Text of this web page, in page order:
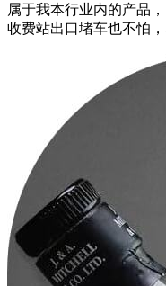
属于我本行业内的产品
收费站出口堵车也不怕